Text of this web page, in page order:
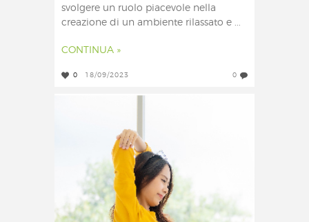
svolgere un ruolo piacevole nella
creazione di un ambiente rilassato e ...
CONTINUA »
0 18/09/2023 0